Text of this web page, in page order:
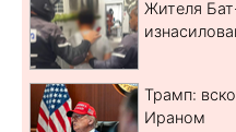
Жителя
Трамп:
Ираном